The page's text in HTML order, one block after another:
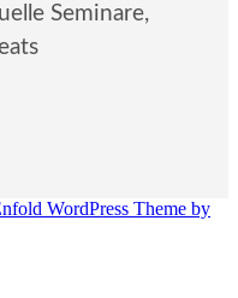
Seminare,
WordPress Theme by